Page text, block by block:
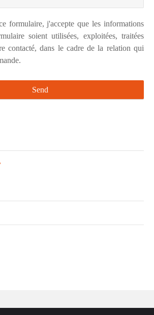
formulaire, j'accepte que les informations
soient utilisées, exploitées, traitées
contacté, dans le cadre de la relation qui